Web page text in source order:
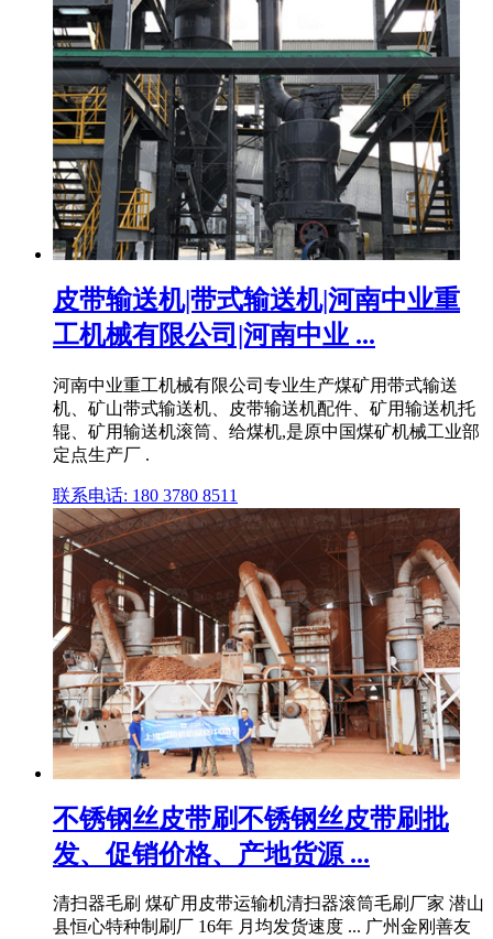
皮带输送机|带式输送机|河南中业重
工机械有限公司|河南中业 ...
河南中业重工机械有限公司专业生产煤矿用带式输送
机、矿山带式输送机、皮带输送机配件、矿用输送机托
辊、矿用输送机滚筒、给煤机,是原中国煤矿机械工业部
定点生产厂 .
联系电话: 180 3780 8511
不锈钢丝皮带刷不锈钢丝皮带刷批
发、促销价格、产地货源 ...
清扫器毛刷 煤矿用皮带运输机清扫器滚筒毛刷厂家 潜山
县恒心特种制刷厂 16年 月均发货速度 ... 广州金刚善友